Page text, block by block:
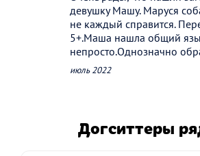
девушку Машу. Маруся
не каждый справится.
5+.Маша нашла общий
непросто.Однозначно
июль 2022
Догситтеры